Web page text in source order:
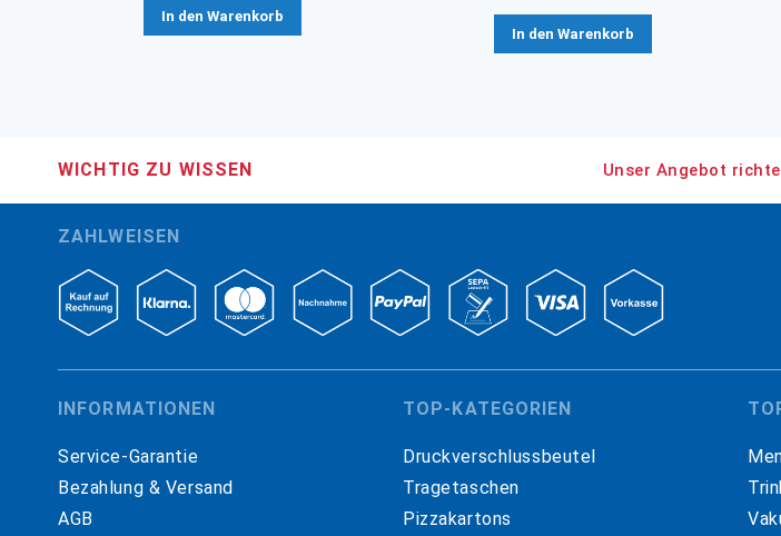
In den Warenkorb
In den Warenkorb
WICHTIG ZU WISSEN Unser Angebot
ZAHLWEISEN
INFORMATIONEN
Service-Garantie
Bezahlung & Versand
AGB
TOP-KATEGORIEN
Druckverschlussbeutel
Tragetaschen
Pizzakartons